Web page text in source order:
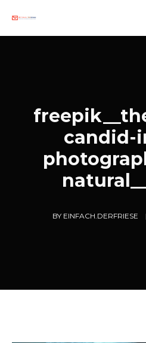
candid-
BY EINFACH.DERFRIESE